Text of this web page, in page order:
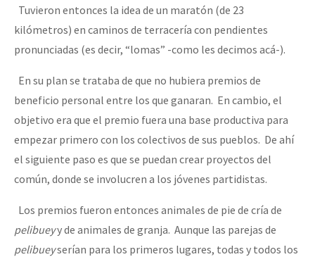
Tuvieron entonces la idea de un maratón (de 23
kilómetros) en caminos de terracería con pendientes
pronunciadas (es decir, “lomas” -como les decimos acá-).
En su plan se trataba de que no hubiera premios de
beneficio personal entre los que ganaran. En cambio, el
objetivo era que el premio fuera una base productiva para
empezar primero con los colectivos de sus pueblos. De ahí
el siguiente paso es que se puedan crear proyectos del
común, donde se involucren a los jóvenes partidistas.
Los premios fueron entonces animales de pie de cría de
pelibueyy de animales de granja. Aunque las parejas de
pelibueyserían para los primeros lugares, todas y todos los